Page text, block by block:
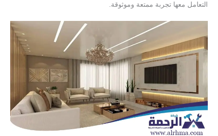
التعامل معها تجربة ممتعة وموثوقة.